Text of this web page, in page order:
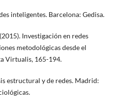
inteligentes. Barcelona: Gedisa.
Investigación en redes
metodológicas desde el
Virtualis, 165-194.
estructural y de redes. Madrid: